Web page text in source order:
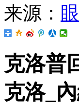
来源：
克洛普
克洛_